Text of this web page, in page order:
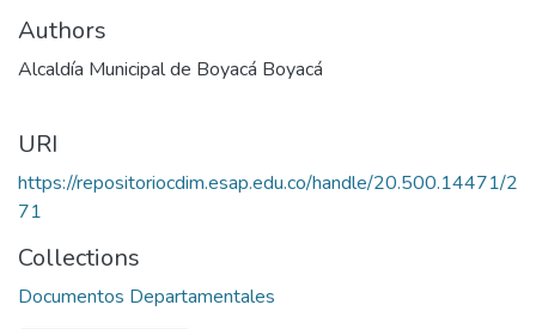
Authors
Alcaldía Municipal de Boyacá Boyacá
URI
https://repositoriocdim.esap.edu.co/handle/20.500.14471/2
71
Collections
Documentos Departamentales